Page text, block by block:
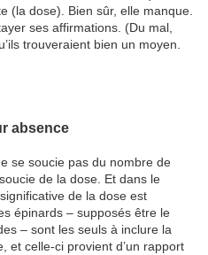
(la dose). Bien sûr, elle manque.
ses affirmations. (Du mal,
trouveraient bien un moyen.
absence
se soucie pas du nombre de
de la dose. Et dans le
de la dose est
épinards – supposés être le
– sont les seuls à inclure la
et celle-ci provient d’un rapport